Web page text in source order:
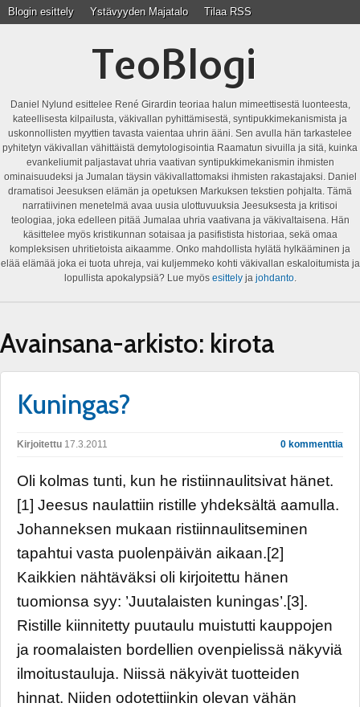
Blogin esittely Ystävyyden Majatalo Tilaa RSS
TeoBlogi
Daniel Nylund esittelee René Girardin teoriaa halun mimeettisestä luonteesta,
kateellisesta kilpailusta, väkivallan pyhittämisestä, syntipukkimekanismista ja
uskonnollisten myyttien tavasta vaientaa uhrin ääni. Sen avulla hän tarkastelee
pyhitetyn väkivallan vähittäistä demytologisointia Raamatun sivuilla ja sitä, kuinka
evankeliumit paljastavat uhria vaativan syntipukkimekanismin ihmisten
ominaisuudeksi ja Jumalan täysin väkivallattomaksi ihmisten rakastajaksi. Daniel
dramatisoi Jeesuksen elämän ja opetuksen Markuksen tekstien pohjalta. Tämä
narratiivinen menetelmä avaa uusia ulottuvuuksia Jeesuksesta ja kritisoi
teologiaa, joka edelleen pitää Jumalaa uhria vaativana ja väkivaltaisena. Hän
käsittelee myös kristikunnan sotaisaa ja pasifistista historiaa, sekä omaa
kompleksisen uhritietoista aikaamme. Onko mahdollista hylätä hylkääminen ja
elää elämää joka ei tuota uhreja, vai kuljemmeko kohti väkivallan eskaloitumista ja
lopullista apokalypsiä? Lue myös esittelyja johdanto.
Avainsana-arkisto: kirota
Kuningas?
Kirjoitettu 17.3.2011 0 kommenttia
Oli kolmas tunti, kun he ristiinnaulitsivat hänet.
[1] Jeesus naulattiin ristille yhdeksältä aamulla.
Johanneksen mukaan ristiinnaulitseminen
tapahtui vasta puolenpäivän aikaan.[2]
Kaikkien nähtäväksi oli kirjoitettu hänen
tuomionsa syy: ’Juutalaisten kuningas’.[3].
Ristille kiinnitetty puutaulu muistutti kauppojen
ja roomalaisten bordellien ovenpielissä näkyviä
ilmoitustauluja. Niissä näkyivät tuotteiden
hinnat. Niiden odotettiinkin olevan vähän